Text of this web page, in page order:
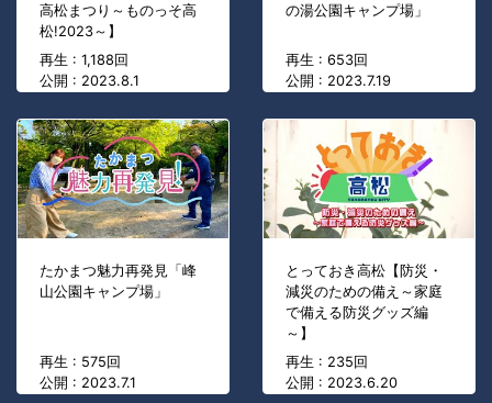
高松まつり～ものっそ高
松!2023～】
再生 : 1,188回
公開 : 2023.8.1
の湯公園キャンプ場」
再生 : 653回
公開 : 2023.7.19
たかまつ魅力再発見「峰
山公園キャンプ場」
再生 : 575回
公開 : 2023.7.1
とっておき高松【防災・
減災のための備え～家庭
で備える防災グッズ編
～】
再生 : 235回
公開 : 2023.6.20